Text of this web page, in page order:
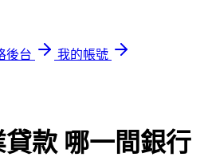
後台
我的帳號
款 哪一間銀行